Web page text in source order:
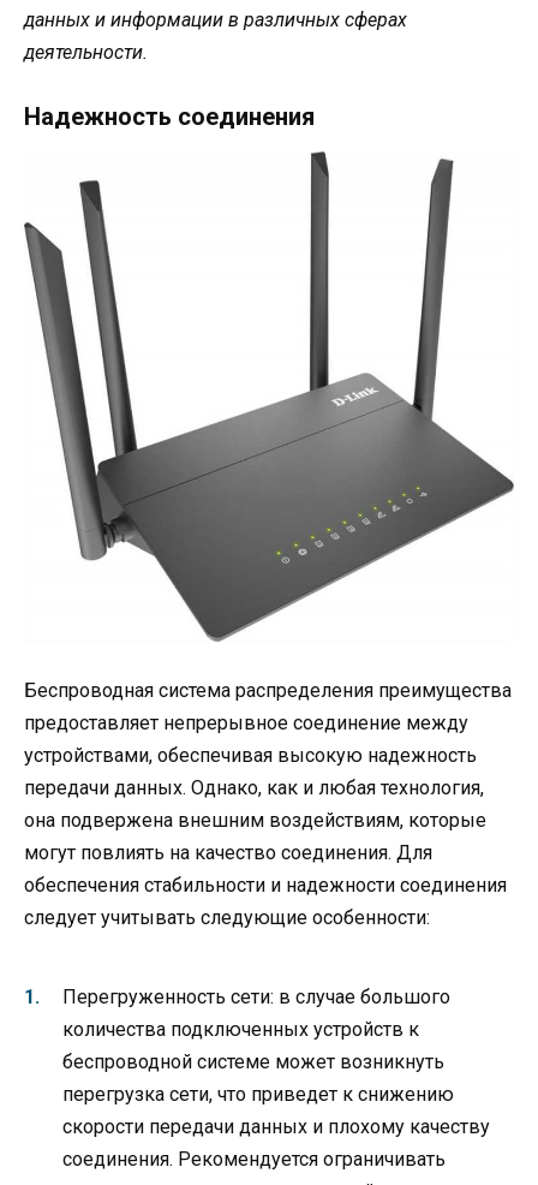
данных и информации в различных сферах
деятельности.
Надежность соединения
Беспроводная система распределения преимущества
предоставляет непрерывное соединение между
устройствами, обеспечивая высокую надежность
передачи данных. Однако, как и любая технология,
она подвержена внешним воздействиям, которые
могут повлиять на качество соединения. Для
обеспечения стабильности и надежности соединения
следует учитывать следующие особенности:
Перегруженность сети: в случае большого
количества подключенных устройств к
беспроводной системе может возникнуть
перегрузка сети, что приведет к снижению
скорости передачи данных и плохому качеству
соединения. Рекомендуется ограничивать